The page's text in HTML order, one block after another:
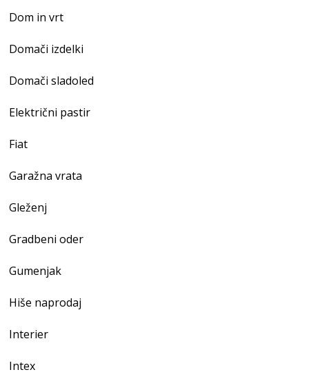
Dom in vrt
Domači izdelki
Domači sladoled
Električni pastir
Fiat
Garažna vrata
Gleženj
Gradbeni oder
Gumenjak
Hiše naprodaj
Interier
Intex